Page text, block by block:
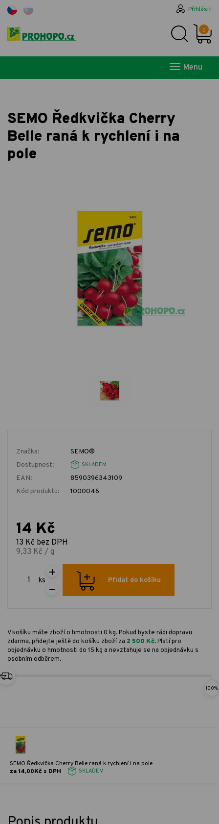
Přihlásit
0
Menu
SEMO Ředkvička Cherry
Belle raná k rychlení i na
pole
Značka:
SEMO®
Dostupnost:
SKLADEM
EAN:
8590396343109
Kód produktu:
1000046
14 Kč
13 Kč bez DPH
9,33 Kč / g
ks Přidat do košíku
V košíku máte zboží o hmotnosti 0 kg. Pokud byste rádi dopravu
zdarma, přidejte ještě do košíku zboží za 2 500 Kč. Platí pro
objednávku o hmotnosti do 15 kg a nevztahuje se na objednávku s
osobním odběrem.
100%
SEMO Ředkvička Cherry Belle raná k rychlení i na pole
za 14,00Kč s DPH
SKLADEM